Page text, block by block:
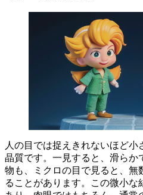
人の目では捉えきれないほど小
晶質です。一見すると、滑らか
物も、
ミクロの目で見ると、
ることがあります。この微小